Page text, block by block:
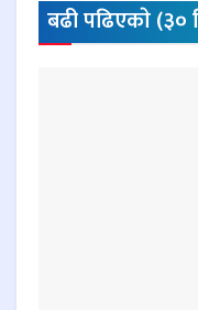
बढी पढिएकाे (३०